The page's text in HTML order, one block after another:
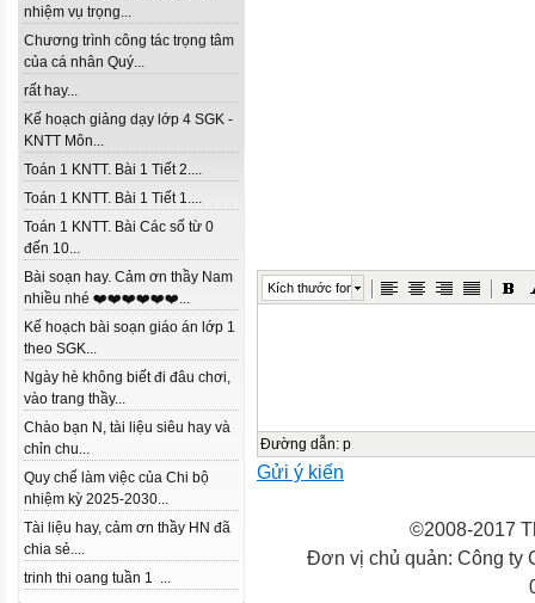
nhiệm vụ trọng...
Chương trình công tác trọng tâm
của cá nhân Quý...
rất hay...
Kế hoạch giảng dạy lớp 4 SGK -
KNTT Môn...
Toán 1 KNTT. Bài 1 Tiết 2....
Toán 1 KNTT. Bài 1 Tiết 1....
Toán 1 KNTT. Bài Các số từ 0
đến 10...
Bài soạn hay. Cảm ơn thầy Nam
nhiều nhé ❤️❤️❤️❤️❤️❤️...
Kế hoạch bài soạn giáo án lớp 1
theo SGK...
Ngày hè không biết đi đâu chơi,
vào trang thầy...
Chào bạn N, tài liệu siêu hay và
chỉn chu...
Quy chế làm việc của Chi bộ
nhiệm kỳ 2025-2030...
Tài liệu hay, cảm ơn thầy HN đã
chia sẻ....
trinh thi oang tuần 1 ...
Kích thước font
Đường dẫn: p
Gửi ý kiến
©2008-2017
Đơn vị chủ quản: Công ty